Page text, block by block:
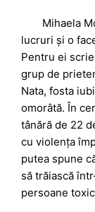
Mihaela
lucruri și o
Pentru ei
grup de
Nata, fosta
omorâtă. În
tânără de 22
cu violența
putea spune
să trăiască
persoane